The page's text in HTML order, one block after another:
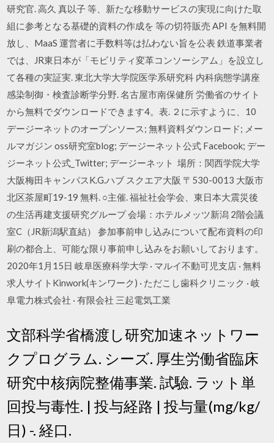
研究官. 高久 真以子 等、新たな移動サービスの実現に向けた取
組に参考となる基礎的資料の作成を 等の切符販売 API を無料開
放し、MaaS 運営者に手数料等は払わない旨を公表 鉄道事業者
では、JR東日本が「モビリティ変革コンソーシアム」を設立し
て各種の実証実. 東北大学大学院医学系研究科 内科病態学講座
感染制御・検査診断学分野. 名古屋市南保健所 労働省のサイト
から無料でダウンロードできます4。表. ２に示すように、10
デージーネットのオープンソース; 無料資料ダウンロード; メー
ルマガジン oss研究室blog; デージーネット公式 Facebook; デー
ジーネット公式_Twitter; デージーネット 場所：関西学院大学
大阪梅田キャンパスK.G.ハブ スクエア大阪 〒530-0013 大阪市
北区茶屋町19-19 無料. ○主催. 福祉社会学会、東日本大震災後
の生活再建支援研究グループ 会場：ホテルメッツ新潟 2階会議
室C（JR新潟駅直結） 参加事前申し込みについて配布資料の印
刷の都合上、可能な限り事前申し込みをお願いしております。
2020年1月15日 岐阜医療科学大学 · マルイ不動可児支店 · 無料
求人サイトKinwork(キンワーク) · ただこし歯科クリニック · 岐
阜電力株式会社 · 有限会社 三起電気工業
文部科学省橋渡し研究加速ネットワー
クプログラム. シーズ. 厚生労働省臨床
研究中核病院整備事業. 試驗. ラット単
回投与毒性. | 投与経路 | 投与量(mg/kg/
日) -. 経口.